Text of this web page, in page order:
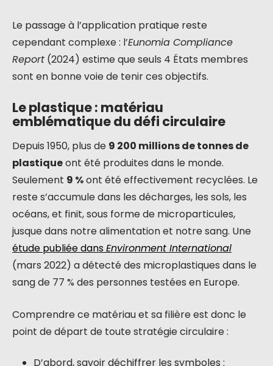
Le passage à l’application pratique reste
cependant complexe : l’Eunomia Compliance
Report (2024) estime que seuls 4 États membres
sont en bonne voie de tenir ces objectifs.
Le plastique : matériau
emblématique du défi circulaire
Depuis 1950, plus de 9 200 millions de tonnes de
plastiqueont été produites dans le monde.
Seulement 9 %ont été effectivement recyclées. Le
reste s’accumule dans les décharges, les sols, les
océans, et finit, sous forme de microparticules,
jusque dans notre alimentation et notre sang. Une
étude publiée dansEnvironment International
(mars 2022) a détecté des microplastiques dans le
sang de 77 % des personnes testées en Europe.
Comprendre ce matériau et sa filière est donc le
point de départ de toute stratégie circulaire :
D’abord, savoir déchiffrer les symboles :